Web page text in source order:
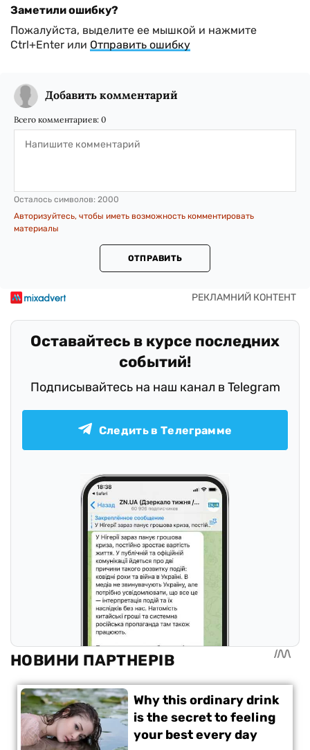
Заметили ошибку?
Пожалуйста, выделите ее мышкой и нажмите
Ctrl+Enter или Отправить ошибку
Добавить комментарий
Всего комментариев: 0
Осталось символов: 2000
Авторизуйтесь, чтобы иметь возможность комментировать
материалы
ОТПРАВИТЬ
Оставайтесь в курсе последних
событий!
Подписывайтесь на наш канал в Telegram
Следить в Телеграмме